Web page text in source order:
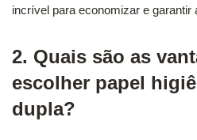
incrível para economizar e garantir
2. Quais são as
escolher papel
dupla?